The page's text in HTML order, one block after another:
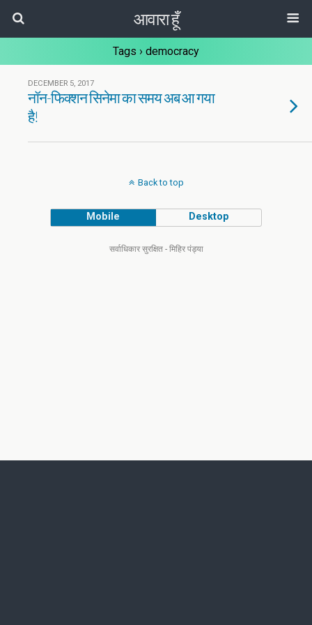
आवारा हूँ
Tags › democracy
DECEMBER 5, 2017
नॉन-फिक्शन सिनेमा का समय अब आ गया
है!
Back to top
Mobile Desktop
सर्वाधिकार सुरक्षित - मिहिर पंड्या